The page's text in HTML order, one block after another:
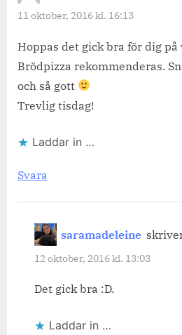
11 oktober, 2016 kl. 16:13
Hoppas det gick bra för dig på
Brödpizza rekommenderas.
och så gott
Trevlig tisdag!
Laddar in …
Svara
saramadeleine
12 oktober, 2016 kl. 13:03
Det gick bra :D.
Laddar in …